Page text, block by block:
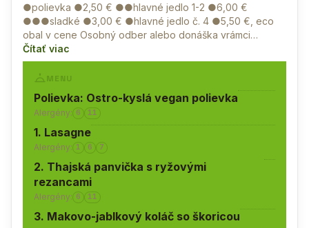
●polievka ●2,50 € ●●hlavné jedlo 1-2 ●6,00 €
●●●sladké ●3,00 € ●hlavné jedlo č. 4 ●5,50 €, eco
obal v cene Osobný odber alebo donáška vrámci…
Čítať viac
MENU
Polievka: Ostro-kyslá vegan polievka
Alergény: 6 11
1. Lasagne
Alergény: 1 6 7
2. Thajská panvička s ryžovými
rezancami
Alergény: 6 11
3. Makovo-jablkový koláč so škoricou